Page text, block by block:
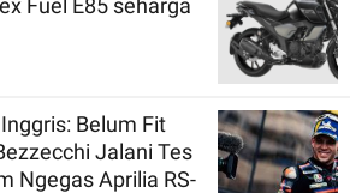
Fuel E85 seharga
Belum Fit
Jalani Tes
Ngegas Aprilia RS-